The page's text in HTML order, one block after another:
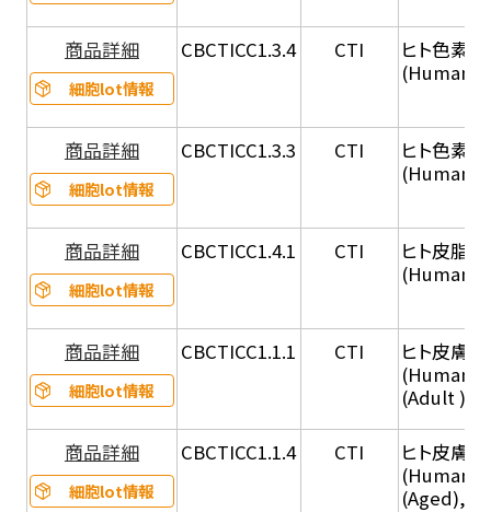
商品詳細
細胞lot情報
CBCTICC1.3.4 CTI
ヒト色素細
(Human
商品詳細
細胞lot情報
CBCTICC1.3.3 CTI
ヒト色素
(Human
商品詳細
細胞lot情報
CBCTICC1.4.1 CTI
ヒト皮脂
(Human
商品詳細
細胞lot情報
CBCTICC1.1.1 CTI
ヒト皮膚
(Human
(Adult ),
商品詳細
細胞lot情報
CBCTICC1.1.4 CTI
ヒト皮膚
(Human
(Aged),